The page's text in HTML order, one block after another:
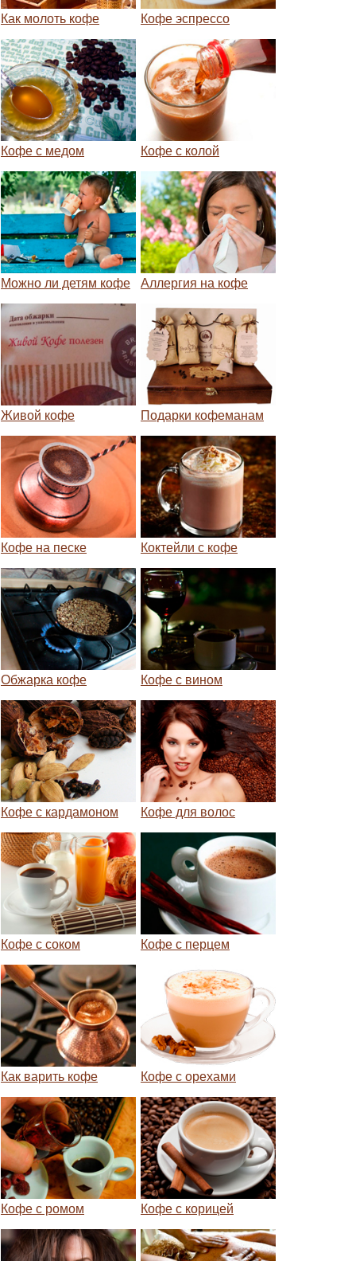
Как молоть кофе Кофе эспрессо
Кофе с медом Кофе с колой
Можно ли детям кофе Аллергия на кофе
Живой кофе Подарки кофеманам
Кофе на песке Коктейли с кофе
Обжарка кофе Кофе с вином
Кофе с кардамоном Кофе для волос
Кофе с соком Кофе с перцем
Как варить кофе Кофе с орехами
Кофе с ромом Кофе с корицей